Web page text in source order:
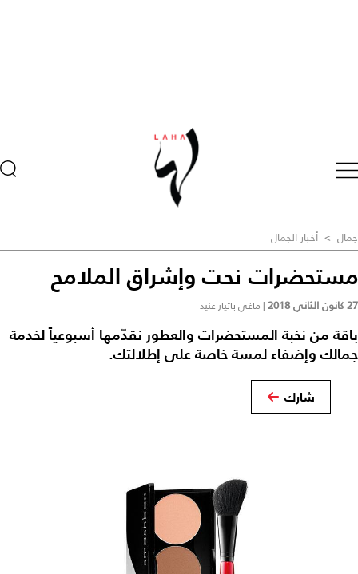
جمال > أخبار الجمال
مستحضرات نحت وإشراق الملامح
27 كانون الثاني 2018 | ماغي باتيار عنيد
باقة من نخبة المستحضرات والعطور نقدّمها أسبوعياً لخدمة
جمالك وإضفاء لمسة خاصة على إطلالتك.
شارك